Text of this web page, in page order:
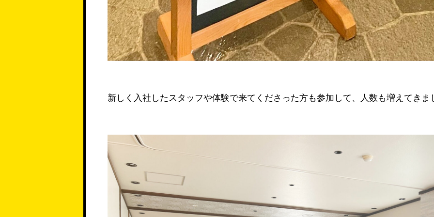
新しく入社したスタッフや体験で来てくださった方も参加して、人数も増えてきま